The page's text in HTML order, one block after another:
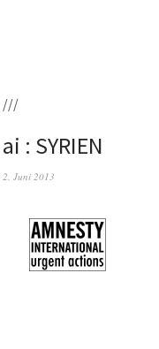
///
ai : SYRIEN
2. Juni 2013